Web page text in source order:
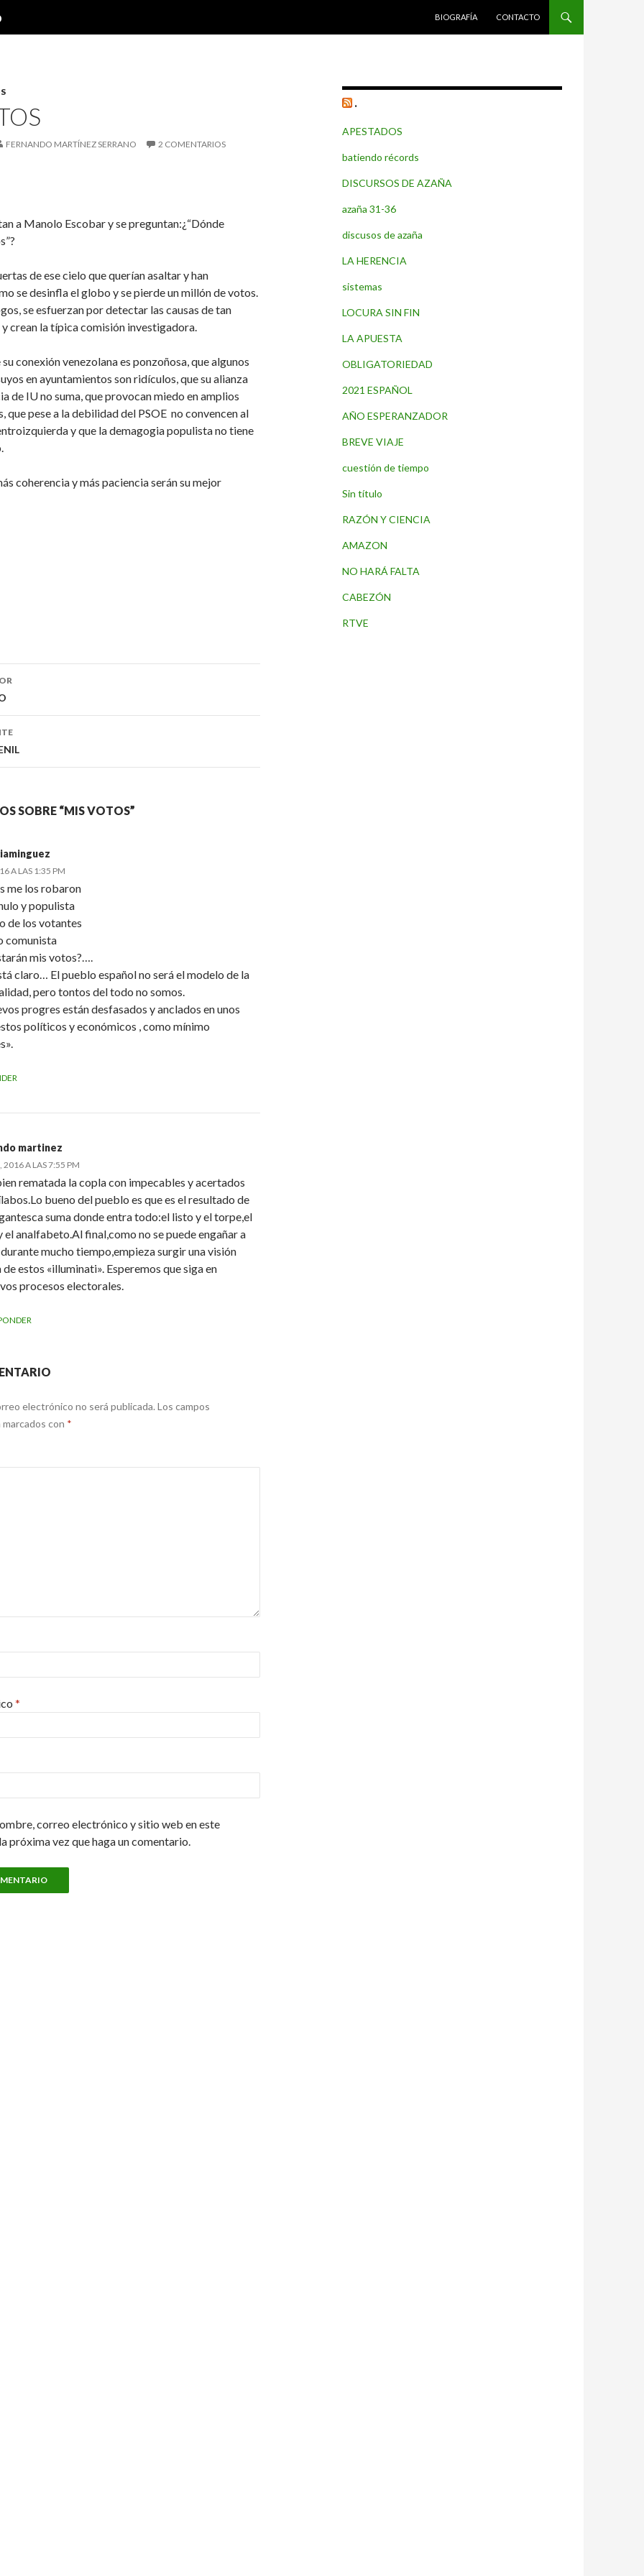
BIOGRAFÍA
CONTACTO
FERNANDO MARTÍNEZ SERRANO 2 COMENTARIOS
a Manolo Escobar y se preguntan:¿“Dónde
de ese cielo que querían asaltar y han
se desinfla el globo y se pierde un millón de votos.
se esfuerzan por detectar las causas de tan
crean la típica comisión investigadora.
conexión venezolana es ponzoñosa, que algunos
en ayuntamientos son ridículos, que su alianza
de IU no suma, que provocan miedo en amplios
que pese a la debilidad del PSOE no convencen al
y que la demagogia populista no tiene
coherencia y más paciencia serán su mejor
SOBRE “MIS VOTOS”
A LAS 1:35 PM
me los robaron
y populista
de los votantes
comunista
mis votos?….
claro… El pueblo español no será el modelo de la
pero tontos del todo no somos.
progres están desfasados y anclados en unos
políticos y económicos , como mínimo
martinez
2016 A LAS 7:55 PM
rematada la copla con impecables y acertados
bueno del pueblo es que es el resultado de
suma donde entra todo:el listo y el torpe,el
el analfabeto.Al final,como no se puede engañar a
mucho tiempo,empieza surgir una visión
estos «illuminati». Esperemos que siga en
procesos electorales.
electrónico no será publicada. Los campos
con *
*
correo electrónico y sitio web en este
próxima vez que haga un comentario.
.
APESTADOS
batiendo récords
DISCURSOS DE AZAÑA
azaña 31-36
discusos de azaña
LA HERENCIA
sistemas
LOCURA SIN FIN
LA APUESTA
OBLIGATORIEDAD
2021 ESPAÑOL
AÑO ESPERANZADOR
BREVE VIAJE
cuestión de tiempo
Sin título
RAZÓN Y CIENCIA
AMAZON
NO HARÁ FALTA
CABEZÓN
RTVE